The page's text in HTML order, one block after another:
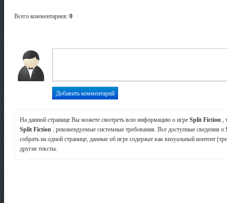
Всего комментариев: 0
На данной странице Вы можете смотреть всю информацию о игре Split Fiction
Split Fiction
, рекомендуемые системные требования. Все доступные сведения о
собрать на одной странице, данные об игре содержат как визуальный контент
другие тексты.